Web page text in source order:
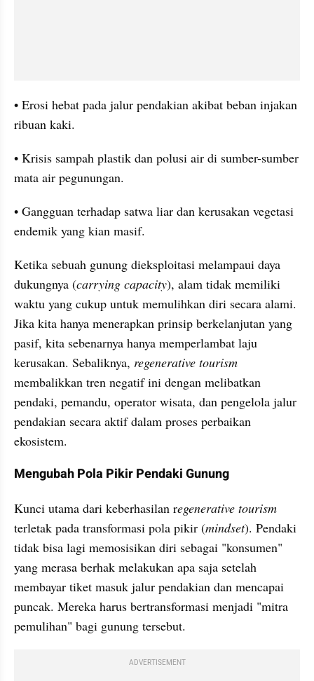
• Erosi hebat pada jalur pendakian akibat beban injakan
ribuan kaki.
• Krisis sampah plastik dan polusi air di sumber-sumber
mata air pegunungan.
• Gangguan terhadap satwa liar dan kerusakan vegetasi
endemik yang kian masif.
Ketika sebuah gunung dieksploitasi melampaui daya
dukungnya (carrying capacity), alam tidak memiliki
waktu yang cukup untuk memulihkan diri secara alami.
Jika kita hanya menerapkan prinsip berkelanjutan yang
pasif, kita sebenarnya hanya memperlambat laju
kerusakan. Sebaliknya, regenerative tourism
membalikkan tren negatif ini dengan melibatkan
pendaki, pemandu, operator wisata, dan pengelola jalur
pendakian secara aktif dalam proses perbaikan
ekosistem.
Mengubah Pola Pikir Pendaki Gunung
Kunci utama dari keberhasilan r
terletak pada transformasi pola pikir (mindset). Pendaki
tidak bisa lagi memosisikan diri sebagai "konsumen"
yang merasa berhak melakukan apa saja setelah
membayar tiket masuk jalur pendakian dan mencapai
puncak. Mereka harus bertransformasi menjadi "mitra
pemulihan" bagi gunung tersebut.
ADVERTISEMENT